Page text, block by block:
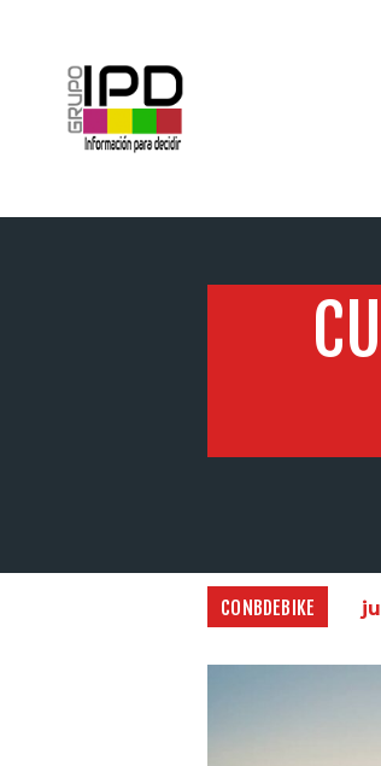
CONBDEBIKE